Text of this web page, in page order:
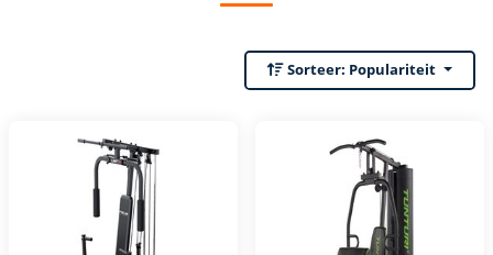
Sorteer: Populariteit